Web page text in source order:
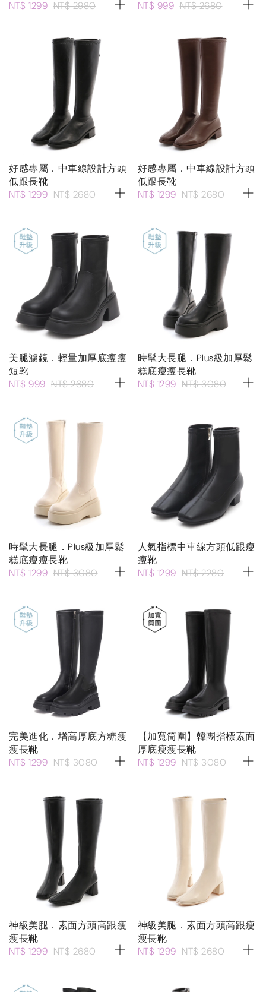
NT$ 1299 NT$ 2980 NT$ 999 NT$ 2680
好感專屬．中車線設計方頭
低跟長靴
NT$ 1299 NT$ 2680
好感專屬．中車線設計方頭
低跟長靴
NT$ 1299 NT$ 2680
美腿濾鏡．輕量加厚底瘦瘦
短靴
NT$ 999 NT$ 2680
時髦大長腿．Plus級加厚鬆
糕底瘦瘦長靴
NT$ 1299 NT$ 3080
時髦大長腿．Plus級加厚鬆
糕底瘦瘦長靴
NT$ 1299 NT$ 3080
人氣指標中車線方頭低跟瘦
瘦靴
NT$ 1299 NT$ 2280
完美進化．增高厚底方糖瘦
瘦長靴
NT$ 1299 NT$ 3080
【加寬筒圍】韓團指標素面
厚底瘦瘦長靴
NT$ 1299 NT$ 3080
神級美腿．素面方頭高跟瘦
瘦長靴
NT$ 1299 NT$ 2680
神級美腿．素面方頭高跟瘦
瘦長靴
NT$ 1299 NT$ 2680